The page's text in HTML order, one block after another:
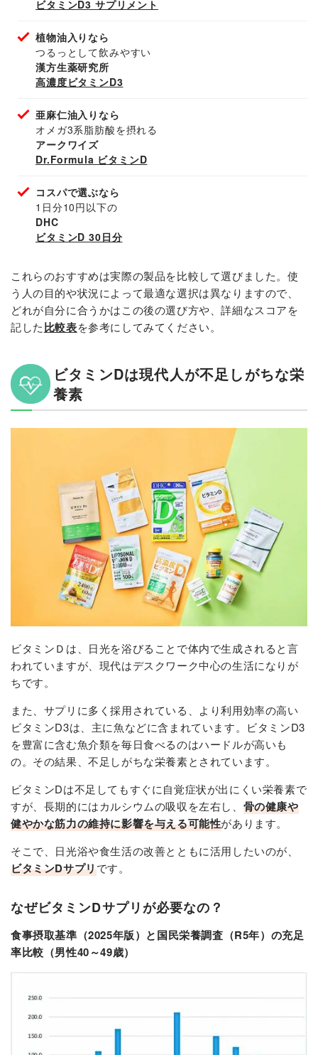
ビタミンD3 サプリメント
植物油入りなら
つるっとして飲みやすい
漢方生薬研究所
高濃度ビタミンD3
亜麻仁油入りなら
オメガ3系脂肪酸を摂れる
アークワイズ
Dr.Formula ビタミンD
コスパで選ぶなら
1日分10円以下の
DHC
ビタミンD 30日分
これらのおすすめは実際の製品を比較して選びました。使
う人の目的や状況によって最適な選択は異なりますので、
どれが自分に合うかはこの後の選び方や、詳細なスコアを
記した比較表を参考にしてみてください。
ビタミンDは現代人が不足しがちな栄
養素
ビタミンＤは、日光を浴びることで体内で生成されると言
われていますが、現代はデスクワーク中心の生活になりが
ちです。
また、サプリに多く採用されている、より利用効率の高い
ビタミンD3は、主に魚などに含まれています。ビタミンD3
を豊富に含む魚介類を毎日食べるのはハードルが高いも
の。その結果、不足しがちな栄養素とされています。
ビタミンDは不足してもすぐに自覚症状が出にくい栄養素で
すが、長期的にはカルシウムの吸収を左右し、 骨の健康や
健やかな筋力の維持に影響を与える可能性があります。
そこで、日光浴や食生活の改善とともに活用したいのが、
ビタミンDサプリです。
なぜビタミンDサプリが必要なの？
食事摂取基準（2025年版）と国民栄養調査（R5年）の充足
率比較（男性40～49歳）